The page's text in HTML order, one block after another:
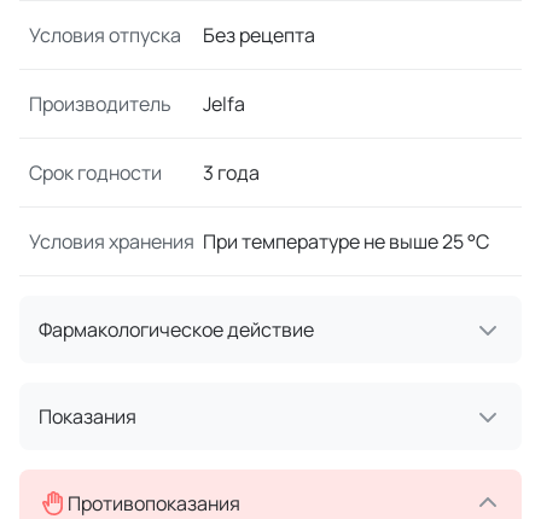
Условия отпуска Без рецепта
Производитель Jelfa
Срок годности 3 года
Условия хранения При температуре не выше 25 °C
Фармакологическое действие
Показания
Противопоказания